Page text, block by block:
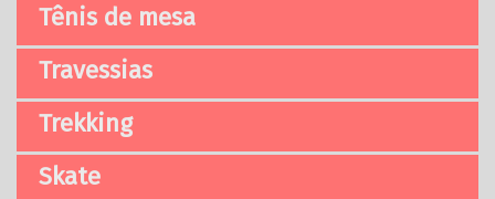
Tênis de mesa
Travessias
Trekking
Skate